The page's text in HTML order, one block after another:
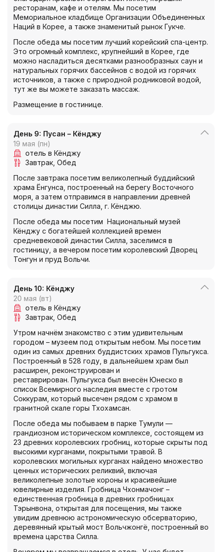
ресторанам, кафе и отелям. Мы посетим
Мемориальное кладбище Организации Объединенных
Наций в Корее, а также знаменитый рынок Гукче.
После обеда мы посетим лучший корейский спа-центр.
Это огромный комплекс, крупнейший в Корее, где
можно насладиться десятками разнообразных саун и
натуральных горячих бассейнов с водой из горячих
источников, а также с природной родниковой водой,
тут же вы можете заказать массаж.
Размещение в гостинице.
День 9: Пусан – Кёнджу
19 мая (пн)
отель в Кёнджу
Завтрак Обед
После завтрака посетим великолепный буддийский
храма Ёнгунса, построенный на берегу Восточного
моря, а затем отправимся в направлении древней
столицы династии Силла, г. Кёнджю.
После обеда мы посетим Национальный музей
Кёнджу с богатейшей коллекцией времен
средневековой династии Силла, заселимся в
гостиницу, а вечером посетим королевский Дворец
Тонгун и пруд Вольчи.
День 10: Кёнджу
20 мая (вт)
отель в Кёнджу
Завтрак Обед
Утром начнём знакомство с этим удивительным
городом – музеем под открытым небом. Мы посетим
один из самых древних буддистских храмов Пульгукса.
Построенный в 528 году, в дальнейшем храм был
расширен, реконструирован и
реставрирован. Пульгукса был внесён Юнеско в
список Всемирного наследия вместе с гротом
Соккурам, который высечен рядом с храмом в
гранитной скале горы Тхохамсан.
После обеда мы побываем в парке Тумули —
грандиозном историческом комплексе, состоящем из
23 древних королевских гробниц, которые скрыты под
высокими курганами, покрытыми травой. В
королевских могильных курганах найдено множество
ценных исторических реликвий, включая
великолепные золотые короны и красивейшие
ювелирные изделия. Гробница Чхонмачонг –
единственная гробница в древних гробницах
Тэрынвона, открытая для посещения, мы также
увидим древнюю астрономическую обсерваторию,
деревянный крытый мост Вольчжонгё, построенный во
времена царства Силла.